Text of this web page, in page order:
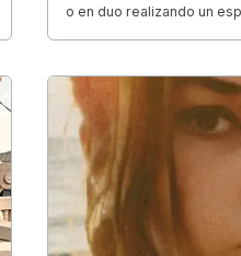
o en duo realizando un